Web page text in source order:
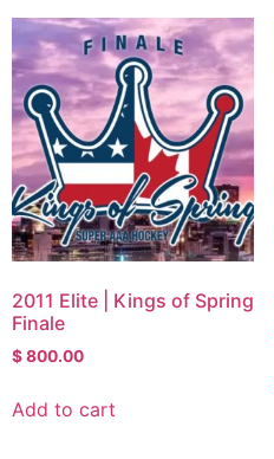
2011 Elite | Kings of Spring
Finale
$800.00
Add to cart